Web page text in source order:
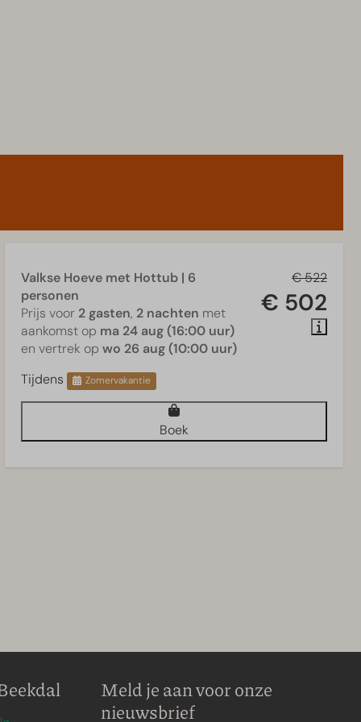
€ 522
€ 502
Valkse Hoeve met Hottub | 6
personen
Prijs voor 2 gasten, 2 nachten met
aankomst op ma 24 aug (16:00 uur)
en vertrek op wo 26 aug (10:00 uur)
Tijdens
Zomervakantie
Boek
Meld je aan voor onze
nieuwsbrief